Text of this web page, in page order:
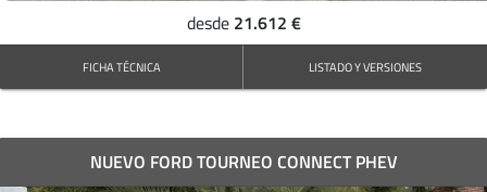
desde 21.612 €
FICHA TÉCNICA LISTADO Y VERSIONES
NUEVO FORD TOURNEO CONNECT PHEV